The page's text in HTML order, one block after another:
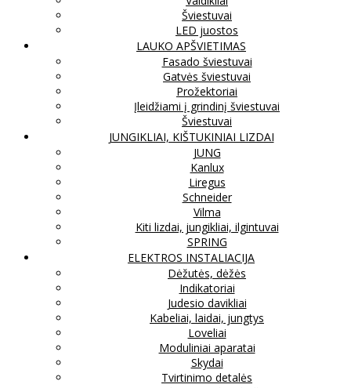
Šviestuvai
LED juostos
LAUKO APŠVIETIMAS
Fasado šviestuvai
Gatvės šviestuvai
Prožektoriai
Įleidžiami į grindinį šviestuvai
Šviestuvai
JUNGIKLIAI, KIŠTUKINIAI LIZDAI
JUNG
Kanlux
Liregus
Schneider
Vilma
Kiti lizdai, jungikliai, ilgintuvai
SPRING
ELEKTROS INSTALIACIJA
Dėžutės, dėžės
Indikatoriai
Judesio davikliai
Kabeliai, laidai, jungtys
Loveliai
Moduliniai aparatai
Skydai
Tvirtinimo detalės